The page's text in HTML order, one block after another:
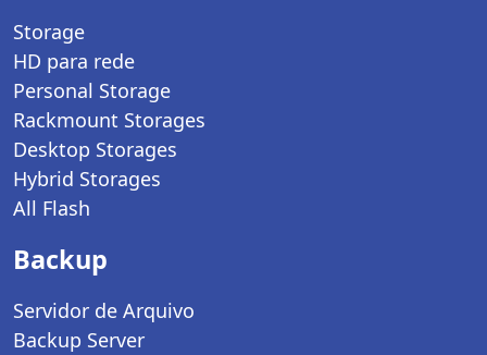
Storage
HD para rede
Personal Storage
Rackmount Storages
Desktop Storages
Hybrid Storages
All Flash
Backup
Servidor de Arquivo
Backup Server